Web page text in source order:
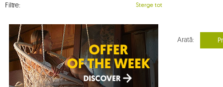
Filtre: Sterge tot
Arată: